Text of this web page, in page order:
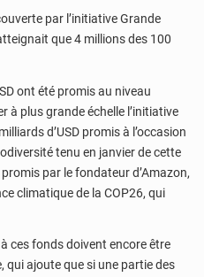
par l’initiative Grande
que 4 millions des 100
ont été promis au niveau
à plus grande échelle l’initiative
d’USD promis à l’occasion
tenu en janvier de cette
par le fondateur d’Amazon,
climatique de la COP26, qui
ces fonds doivent encore être
qui ajoute que si une partie des